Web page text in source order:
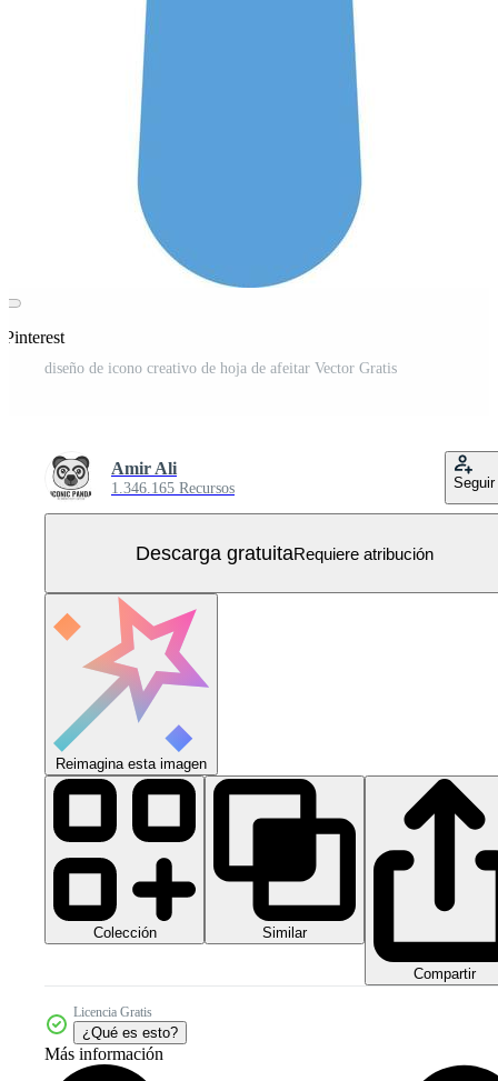
diseño de icono creativo de hoja de afeitar Vector Gratis
Amir Ali
1.346.165 Recursos Seguir
Descarga gratuitaRequiere atribución
Reimagina esta imagen
Colección Similar
Compartir
Licencia Gratis
¿Qué es esto?
Más información